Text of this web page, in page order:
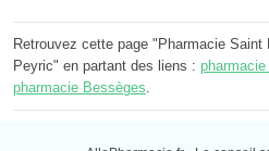
Retrouvez cette page "Pharmacie Saint
Peyric" en partant des liens :
pharmacie Bessèges.